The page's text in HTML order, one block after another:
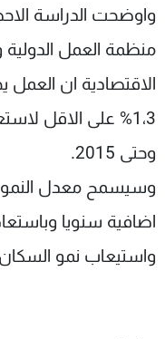
واوضحت الدراسة
منظمة العمل الدولية
الاقتصادية ان
1،3% على الاقل
وحتى 2015.
واستيعاب نمو
الإنـتـاج
لاعلاناتكم